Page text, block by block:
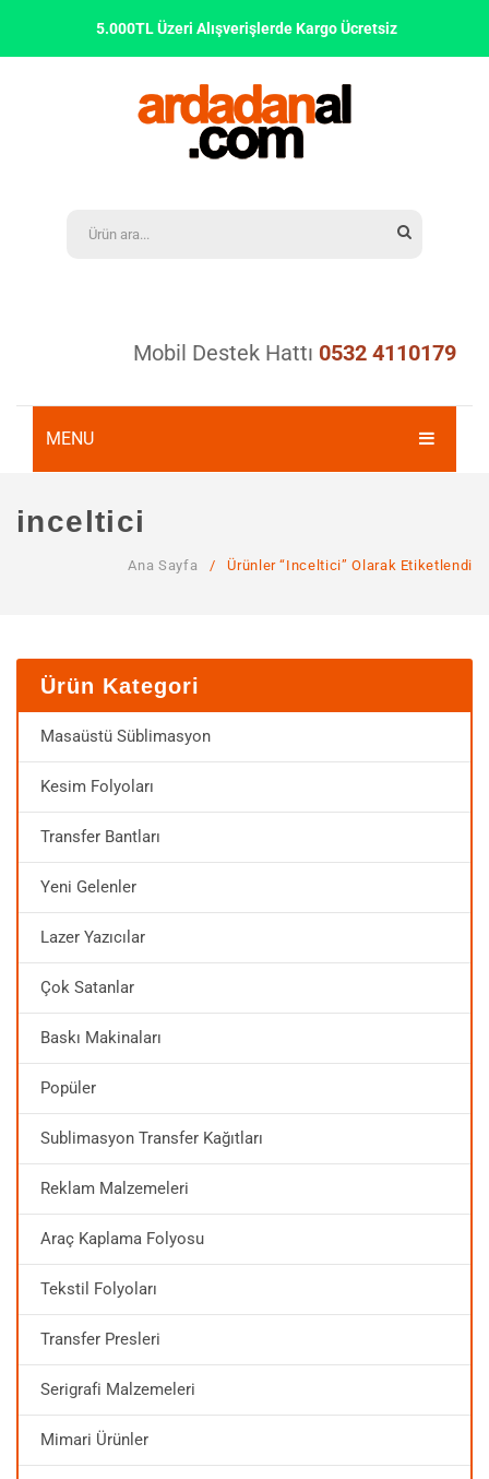
5.000TL Üzeri Alışverişlerde Kargo Ücretsiz
Mobil Destek Hattı 0532 4110179
MENU
MAĞAZA
SSS
İLETIŞIM
inceltici
Ana Sayfa / Ürünler “inceltici” Olarak Etiketlendi
Ürün Kategori
Masaüstü Süblimasyon
Kesim Folyoları
Transfer Bantları
Yeni Gelenler
Lazer Yazıcılar
Çok Satanlar
Baskı Makinaları
Popüler
Sublimasyon Transfer Kağıtları
Reklam Malzemeleri
Araç Kaplama Folyosu
Tekstil Folyoları
Transfer Presleri
Serigrafi Malzemeleri
Mimari Ürünler